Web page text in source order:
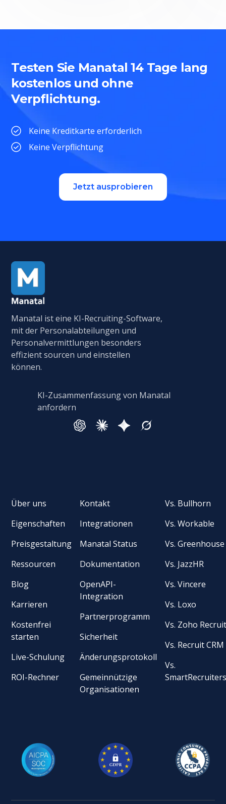
Testen Sie Manatal 14 Tage lang
kostenlos und ohne
Verpflichtung.
Keine Kreditkarte erforderlich
Keine Verpflichtung
Jetzt ausprobieren
Manatal ist eine KI-Recruiting-Software,
mit der Personalabteilungen und
Personalvermittlungen besonders
effizient sourcen und einstellen
können.
KI-Zusammenfassung von Manatal
anfordern
Über uns
Eigenschaften
Preisgestaltung
Ressourcen
Blog
Karrieren
Kostenfrei
starten
Live-Schulung
ROI-Rechner
Kontakt
Integrationen
Manatal Status
Dokumentation
OpenAPI-
Integration
Partnerprogramm
Sicherheit
Änderungsprotokoll
Gemeinnützige
Organisationen
Vs. Bullhorn
Vs. Workable
Vs. Greenhouse
Vs. JazzHR
Vs. Vincere
Vs. Loxo
Vs. Zoho
Vs. Recruit CRM
Vs.